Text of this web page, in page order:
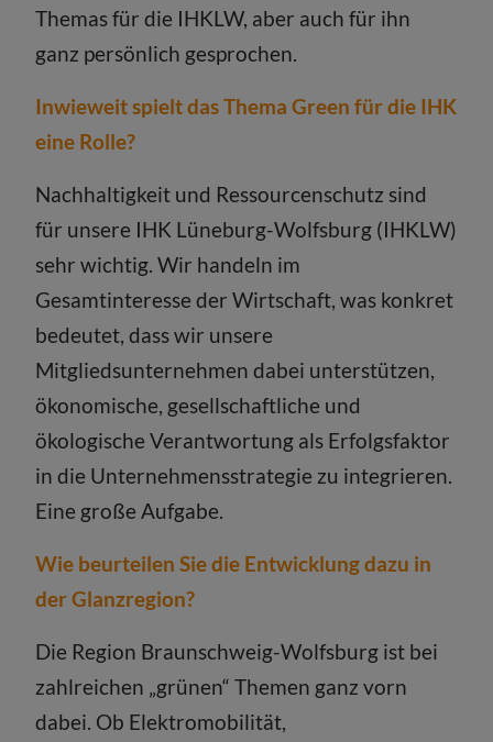
Themas für die IHKLW, aber auch für ihn
ganz persönlich gesprochen.
Inwieweit spielt das Thema Green für die IHK
eine Rolle?
Nachhaltigkeit und Ressourcenschutz sind
für unsere IHK Lüneburg-Wolfsburg (IHKLW)
sehr wichtig. Wir handeln im
Gesamtinteresse der Wirtschaft, was konkret
bedeutet, dass wir unsere
Mitgliedsunternehmen dabei unterstützen,
ökonomische, gesellschaftliche und
ökologische Verantwortung als Erfolgsfaktor
in die Unternehmensstrategie zu integrieren.
Eine große Aufgabe.
Wie beurteilen Sie die Entwicklung dazu in
der Glanzregion?
Die Region Braunschweig-Wolfsburg ist bei
zahlreichen „grünen“ Themen ganz vorn
dabei. Ob Elektromobilität,